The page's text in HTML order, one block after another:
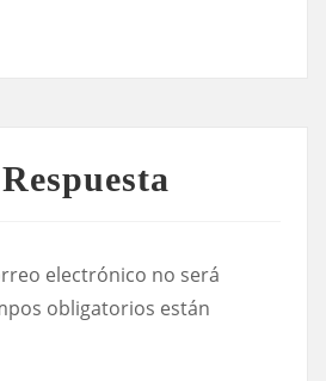
electrónico no será
obligatorios están